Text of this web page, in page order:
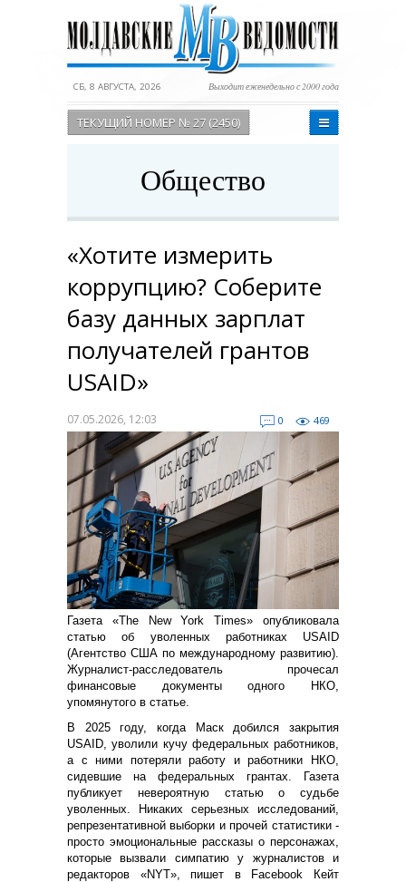
СБ, 8 АВГУСТА, 2026 Выходит еженедельно с 2000 года
ТЕКУЩИЙ НОМЕР № 27 (2450)
Общество
«Хотите измерить
коррупцию? Соберите
базу данных зарплат
получателей грантов
USAID»
07.05.2026, 12:03 0 469
Газета «The New York Times» опубликовала
статью об уволенных работниках USAID
(Агентство США по международному развитию).
Журналист-расследователь прочесал
финансовые документы одного НКО,
упомянутого в статье.
В 2025 году, когда Маск добился закрытия
USAID, уволили кучу федеральных работников,
а с ними потеряли работу и работники НКО,
сидевшие на федеральных грантах. Газета
публикует невероятную статью о судьбе
уволенных. Никаких серьезных исследований,
репрезентативной выборки и прочей статистики -
просто эмоциональные рассказы о персонажах,
которые вызвали симпатию у журналистов и
редакторов «NYT», пишет в Facebook
Кейт